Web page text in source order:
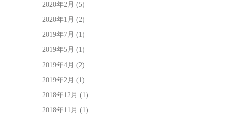
2020年2月 (5)
2020年1月 (2)
2019年7月 (1)
2019年5月 (1)
2019年4月 (2)
2019年2月 (1)
2018年12月 (1)
2018年11月 (1)